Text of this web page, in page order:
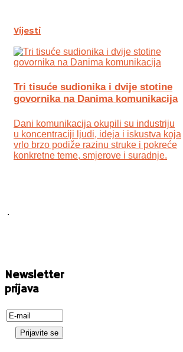
Vijesti
Tri tisuće sudionika i dvije stotine
govornika na Danima komunikacija
Dani komunikacija okupili su industriju
u koncentraciji ljudi, ideja i iskustva koja
vrlo brzo podiže razinu struke i pokreće
konkretne teme, smjerove i suradnje.
.
Newsletter
prijava